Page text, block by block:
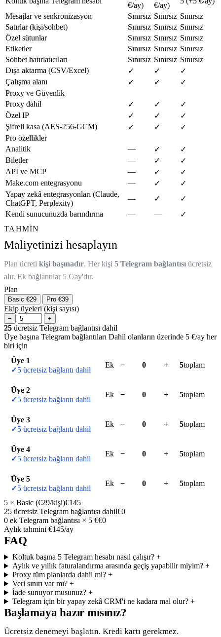
€/ay)
€/ay)
Mesajlar ve senkronizasyon
Sınırsız Sınırsız Sınırsız
Satırlar (kişi/sohbet)
Sınırsız Sınırsız Sınırsız
Özel sütunlar
Sınırsız Sınırsız Sınırsız
Etiketler
Sınırsız Sınırsız Sınırsız
Sohbet hatırlatıcıları
Sınırsız Sınırsız Sınırsız
Dışa aktarma (CSV/Excel)
✓ ✓
✓
Çalışma alanı
✓ ✓
✓
Proxy ve Güvenlik
Proxy dahil
✓ ✓
✓
Özel IP
✓ ✓
✓
Şifreli kasa (AES-256-GCM)
✓ ✓
✓
Pro özellikler
Analitik
— ✓
✓
Biletler
— ✓
✓
API ve MCP
— ✓
✓
Make.com entegrasyonu
— ✓
✓
Yapay zekâ entegrasyonları (Claude,
ChatGPT, Perplexity)
— ✓
✓
Kendi sunucunuzda barındırma
— —
✓
TAHMIN
Maliyetinizi hesaplayın
Plan ücreti kişi başınadır. Her kişi 5 Telegram bağlantısı ücretsiz
alır. Ek bağlantılar 5 €/ay'dır.
Plan
Basic €29 Pro €39
Ekip üyeleri (kişi sayısı)
− +
25 ücretsiz Telegram bağlantısı dahil
Üye başına Telegram bağlantıları Dahil olanların üzerinde 5 €/ay her
biri için
Üye 1
5 ücretsiz bağlantı dahil
Ek − + 5toplam
Üye 2
5 ücretsiz bağlantı dahil
Ek − + 5toplam
Üye 3
5 ücretsiz bağlantı dahil
Ek − + 5toplam
Üye 4
5 ücretsiz bağlantı dahil
Ek − + 5toplam
Üye 5
5 ücretsiz bağlantı dahil
Ek − + 5toplam
5 × Basic (€29/kişi)€145
25 ücretsiz Telegram bağlantısı dahil€0
0 ek Telegram bağlantısı × 5 €€0
Aylık tahmini €145/ay
FAQ
Koltuk başına 5 Telegram hesabı nasıl çalışır? +
Aylık ve yıllık faturalandırma arasında geçiş yapabilir miyim? +
Proxy tüm planlarda dahil mi? +
Veri sınırı var mı? +
İade sunuyor musunuz? +
Telegram için bir yapay zekâ CRM'i ne kadara mal olur? +
Başlamaya hazır mısınız?
Ücretsiz denemeyi başlatın. Kredi kartı gerekmez.